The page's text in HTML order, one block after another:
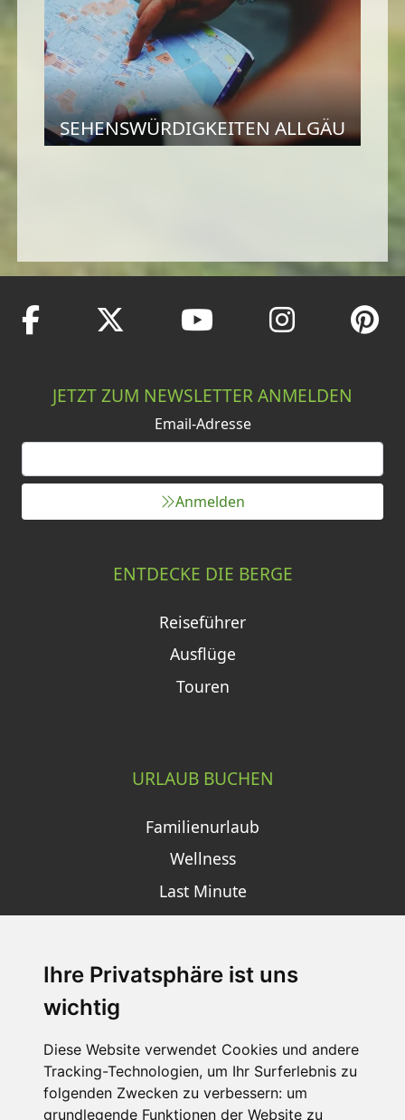
Ihre Privatsphäre ist uns
wichtig
Diese Website verwendet Cookies und andere
Tracking-Technologien, um Ihr Surferlebnis zu
folgenden Zwecken zu verbessern: um
grundlegende Funktionen der Website zu
SEHENSWÜRDIGKEITEN ALLGÄU
JETZT ZUM NEWSLETTER ANMELDEN
Email-Adresse
Anmelden
ENTDECKE DIE BERGE
Reiseführer
Ausflüge
Touren
URLAUB BUCHEN
Familienurlaub
Wellness
Last Minute
SCHNEEHÖHEN SKI APP
Die Schneehoehen Ski APP für iOS und Android - Ein
Muss für alle Wintersportler und Schneefreaks!